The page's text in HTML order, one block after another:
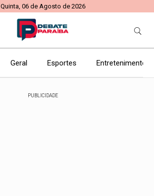
Quinta, 06 de Agosto de 2026
Geral Esportes Entretenimento
PUBLICIDADE